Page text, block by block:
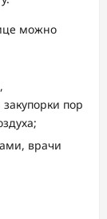
можно
пор
врачи